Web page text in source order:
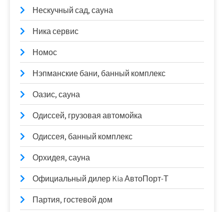
Нескучный сад, сауна
Ника сервис
Номос
Нэпманские бани, банный комплекс
Оазис, сауна
Одиссей, грузовая автомойка
Одиссея, банный комплекс
Орхидея, сауна
Официальный дилер Kia АвтоПорт-Т
Партия, гостевой дом